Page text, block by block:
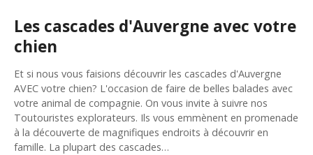
Les cascades d'Auvergne avec votre
chien
Et si nous vous faisions découvrir les cascades d'Auvergne
AVEC votre chien? L'occasion de faire de belles balades avec
votre animal de compagnie. On vous invite à suivre nos
Toutouristes explorateurs. Ils vous emmènent en promenade
à la découverte de magnifiques endroits à découvrir en
famille. La plupart des cascades…